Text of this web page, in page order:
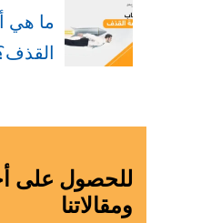
ما هي
للحصول على
ومقالاتنا